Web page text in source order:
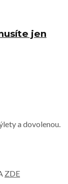
jen
a dovolenou.
ZDE